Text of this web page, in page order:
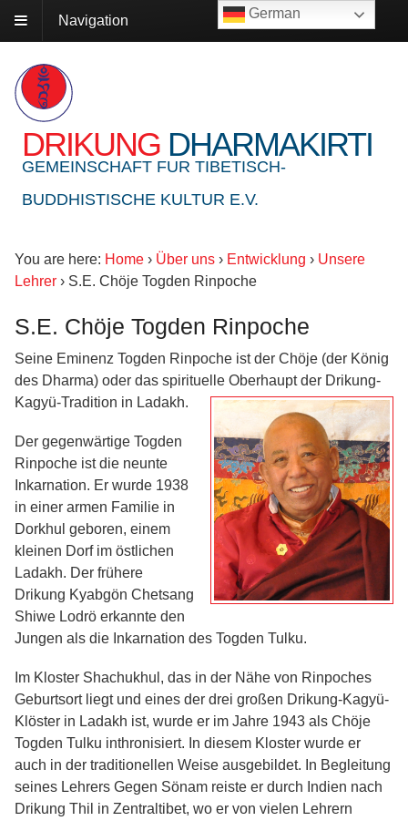
Navigation
DRIKUNG DHARMAKIRTI
GEMEINSCHAFT FUR TIBETISCH-
BUDDHISTISCHE KULTUR E.V.
You are here: Home › Über uns › Entwicklung › Unsere
Lehrer › S.E. Chöje Togden Rinpoche
S.E. Chöje Togden Rinpoche
Seine Eminenz Togden Rinpoche ist der Chöje (der König
des Dharma) oder das spirituelle Oberhaupt der Drikung-
Kagyü-Tradition in Ladakh.
Der gegenwärtige Togden
Rinpoche ist die neunte
Inkarnation. Er wurde 1938
in einer armen Familie in
Dorkhul geboren, einem
kleinen Dorf im östlichen
Ladakh. Der frühere
Drikung Kyabgön Chetsang
Shiwe Lodrö erkannte den
Jungen als die Inkarnation des Togden Tulku.
Im Kloster Shachukhul, das in der Nähe von Rinpoches
Geburtsort liegt und eines der drei großen Drikung-Kagyü-
Klöster in Ladakh ist, wurde er im Jahre 1943 als Chöje
Togden Tulku inthronisiert. In diesem Kloster wurde er
auch in der traditionellen Weise ausgebildet. In Begleitung
seines Lehrers Gegen Sönam reiste er durch Indien nach
Drikung Thil in Zentraltibet, wo er von vielen Lehrern
German